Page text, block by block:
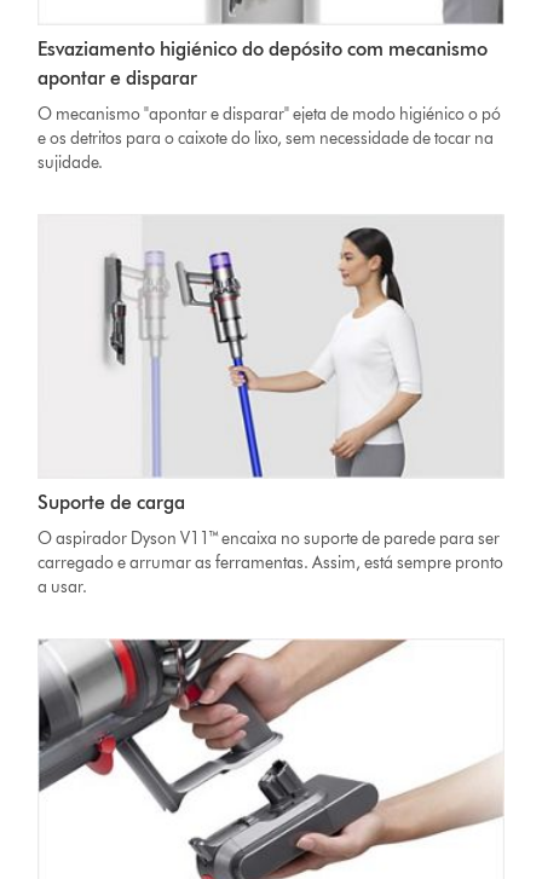
Esvaziamento higiénico do depósito com mecanismo
apontar e disparar
O mecanismo "apontar e disparar" ejeta de modo higiénico o pó
e os detritos para o caixote do lixo, sem necessidade de tocar na
sujidade.
Suporte de carga
O aspirador Dyson V11™ encaixa no suporte de parede para ser
carregado e arrumar as ferramentas. Assim, está sempre pronto
a usar.